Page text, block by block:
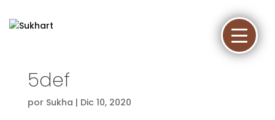
5def
por Sukha | Dic 10, 2020